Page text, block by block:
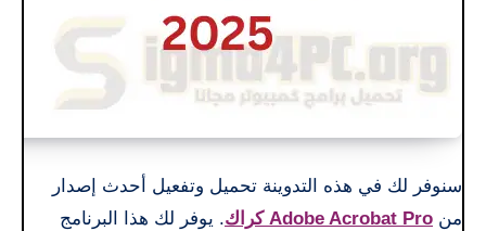
سنوفر لك في هذه التدوينة تحميل وتفعيل أحدث إصدار
من Adobe Acrobat Pro كراك
. يوفر لك هذا البرنامج